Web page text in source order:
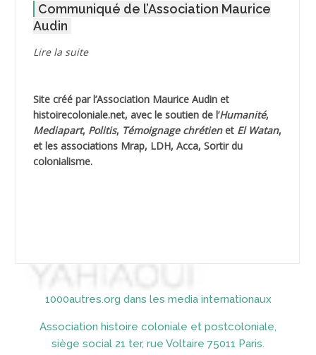
AGOULMINE
AHLOUCHE Mabrouk *
AIBLIED Ahmed
AICHEKADRA Sid Ahmed
AICI (ou AISSI) Laïd
AIDI
Communiqué de l’Association Maurice
Audin
Lire la suite
Site créé par l’Association Maurice Audinet
histoirecoloniale.net, avec le soutien de l’Humanité,
Mediapart, Politis, Témoignage chrétienet El Watan,
et les associations Mrap, LDH, Acca, Sortir du
colonialisme.
1000autres.org dans les media internationaux
Association histoire coloniale et postcoloniale,
siège social 21 ter, rue Voltaire 75011 Paris.